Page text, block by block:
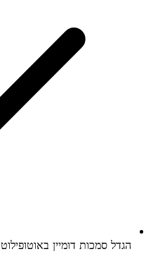
הגדל סמכות דומיין באוטופילוט